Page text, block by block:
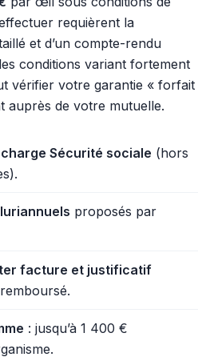
requièrent la
et d’un compte-rendu
conditions variant fortement
vérifier votre garantie « forfait
auprès de votre mutuelle.
Sécurité sociale (hors
proposés par
facture et justificatif
: jusqu’à 1 400 €